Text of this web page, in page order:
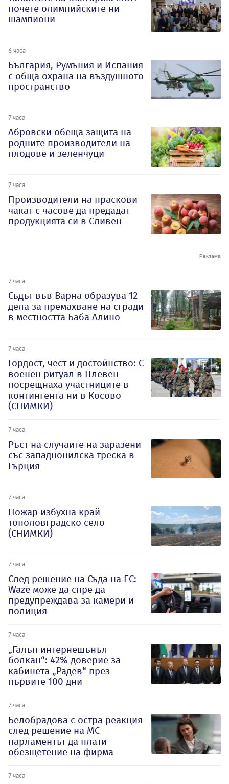
почете олимпийските ни
шампиони
6 часа
България, Румъния и Испания
с обща охрана на въздушното
пространство
7 часа
Абровски обеща защита на
родните производители на
плодове и зеленчуци
7 часа
Производители на праскови
чакат с часове да предадат
продукцията си в Сливен
7 часа
Съдът във Варна образува 12
дела за премахване на сгради
в местността Баба Алино
7 часа
Гордост, чест и достойнство: С
военен ритуал в Плевен
посрещнаха участниците в
контингента ни в Косово
(СНИМКИ)
7 часа
Ръст на случаите на заразени
със западнонилска треска в
Гърция
7 часа
Пожар избухна край
тополовградско село
(СНИМКИ)
7 часа
След решение на Съда на ЕС:
Waze може да спре да
предупреждава за камери и
полиция
7 часа
„Галъп интернешънъл
болкан“: 42% доверие за
кабинета „Радев“ през
първите 100 дни
7 часа
Белобрадова с остра реакция
след решение на МС
парламентът да плати
обезщетение на фирма
7 часа